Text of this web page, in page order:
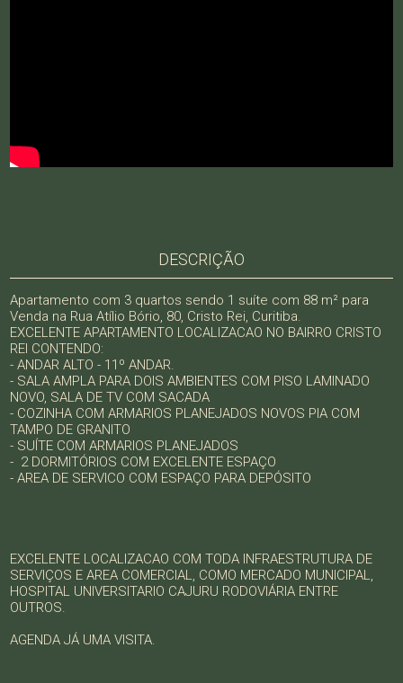
DESCRIÇÃO
Apartamento com 3 quartos sendo 1 suíte com 88 m² para
Venda na Rua Atílio Bório, 80, Cristo Rei, Curitiba.
EXCELENTE APARTAMENTO LOCALIZACAO NO BAIRRO CRISTO
REI CONTENDO:
- ANDAR ALTO - 11º ANDAR.
- SALA AMPLA PARA DOIS AMBIENTES COM PISO LAMINADO
NOVO, SALA DE TV COM SACADA
- COZINHA COM ARMARIOS PLANEJADOS NOVOS PIA COM
TAMPO DE GRANITO
- SUÍTE COM ARMARIOS PLANEJADOS
- 2 DORMITÓRIOS COM EXCELENTE ESPAÇO
- AREA DE SERVICO COM ESPAÇO PARA DEPÓSITO
EXCELENTE LOCALIZACAO COM TODA INFRAESTRUTURA DE
SERVIÇOS E AREA COMERCIAL, COMO MERCADO MUNICIPAL,
HOSPITAL UNIVERSITARIO CAJURU RODOVIÁRIA ENTRE
OUTROS.
AGENDA JÁ UMA VISITA.